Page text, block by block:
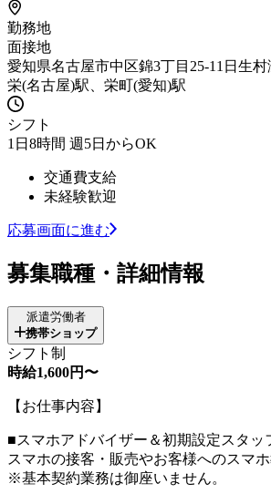
勤務地
面接地
愛知県名古屋市中区錦3丁目25-11日生村
栄(名古屋)駅、栄町(愛知)駅
シフト
1日8時間 週5日からOK
交通費支給
未経験歓迎
応募画面に進む
募集職種・詳細情報
派遣労働者
携帯ショップ
シフト制
時給1,600円〜
【お仕事内容】
■スマホアドバイザー＆初期設定スタッ
スマホの接客・販売やお客様へのスマ
※基本契約業務は御座いません。